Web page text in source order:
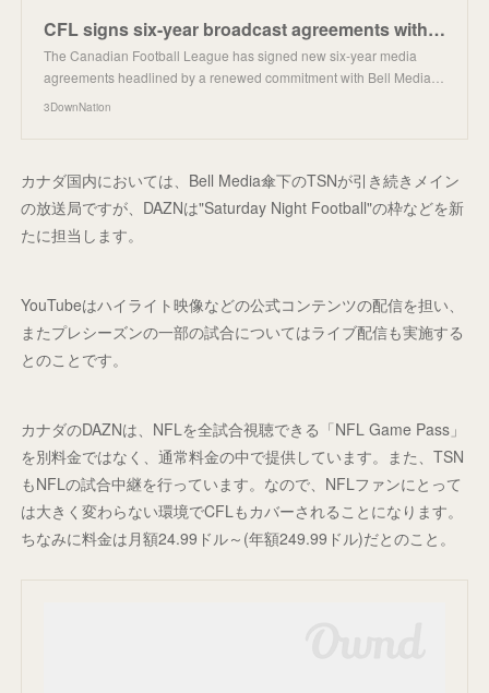
CFL signs six-year broadcast agreements with Bell Media and DAZN; YouTube named platform partner in
The Canadian Football League has signed new six-year media
agreements headlined by a renewed commitment with Bell Media…
3DownNation
カナダ国内においては、Bell Media傘下のTSNが引き続きメイン
の放送局ですが、DAZNは"Saturday Night Football"の枠などを新
たに担当します。
YouTubeはハイライト映像などの公式コンテンツの配信を担い、
またプレシーズンの一部の試合についてはライブ配信も実施する
とのことです。
カナダのDAZNは、NFLを全試合視聴できる「NFL Game Pass」
を別料金ではなく、通常料金の中で提供しています。また、TSN
もNFLの試合中継を行っています。なので、NFLファンにとって
は大きく変わらない環境でCFLもカバーされることになります。
ちなみに料金は月額24.99ドル～(年額249.99ドル)だとのこと。